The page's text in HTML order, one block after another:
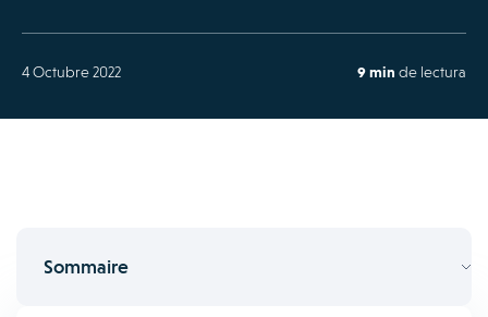
4 Octubre 2022 9 min de lectura
Sommaire